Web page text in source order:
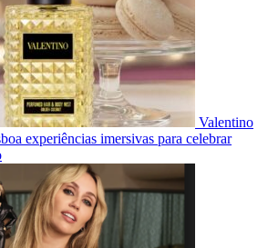
Valentino
experiências imersivas para celebrar